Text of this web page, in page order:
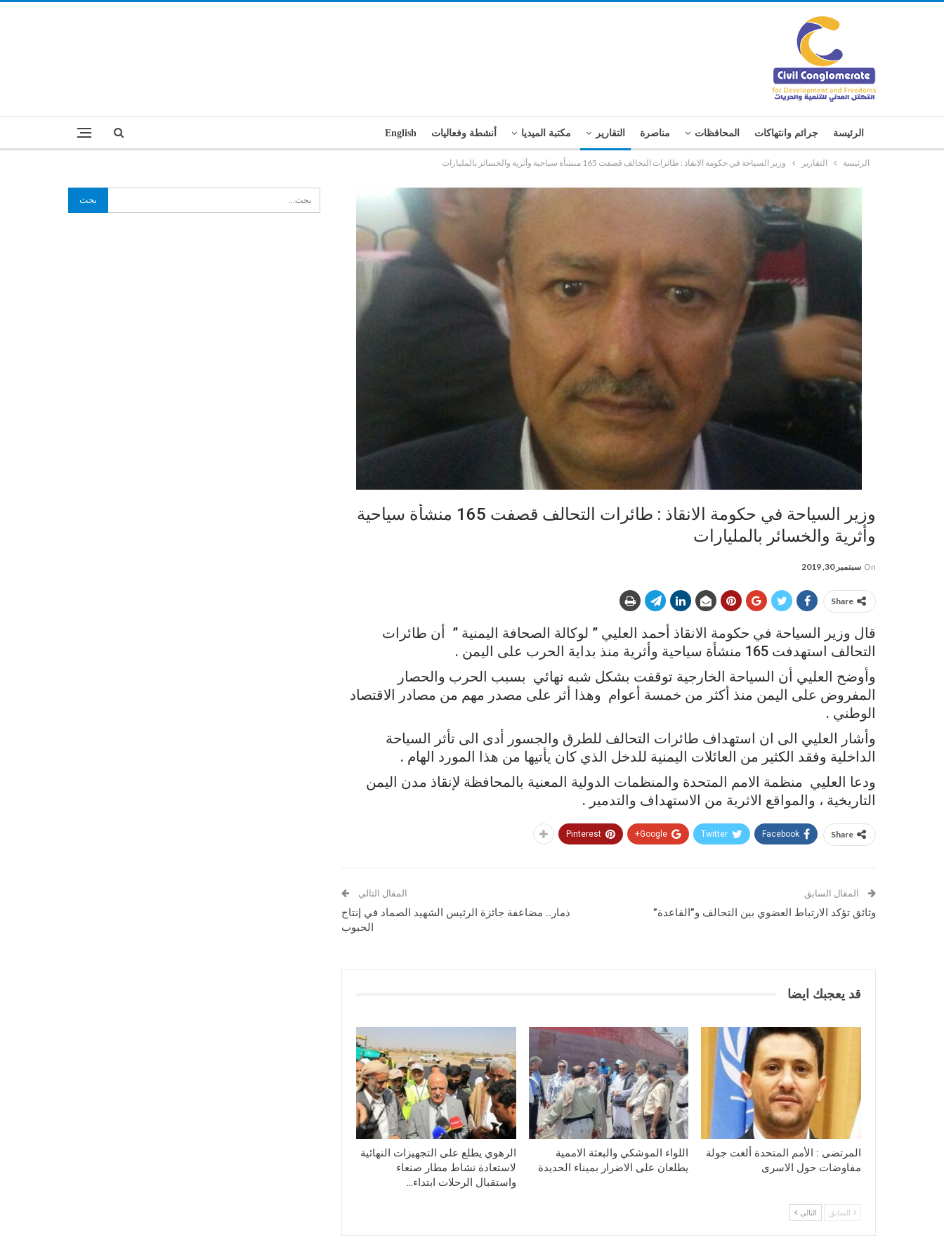
الرئيسة جرائم وانتهاكات المحافظات مناصرة التقارير مكتبة الميديا أنشطة وفعاليات English
الرئيسة التقارير وزير السياحة في حكومة الانقاذ : طائرات التحالف قصفت 165 منشأة سياحية وأثرية والخسائر بالمليارات
وزير السياحة في حكومة الانقاذ : طائرات التحالف قصفت 165 منشأة سياحية
وأثرية والخسائر بالمليارات
On سبتمبر 30, 2019
Share
قال وزير السياحة في حكومة الانقاذ أحمد العليي ” لوكالة الصحافة اليمنية ” أن طائرات
التحالف استهدفت 165 منشأة سياحية وأثرية منذ بداية الحرب على اليمن .
وأوضح العليي أن السياحة الخارجية توقفت بشكل شبه نهائي بسبب الحرب والحصار
المفروض على اليمن منذ أكثر من خمسة أعوام وهذا أثر على مصدر مهم من مصادر الاقتصاد
الوطني .
وأشار العليي الى ان استهداف طائرات التحالف للطرق والجسور أدى الى تأثر السياحة
الداخلية وفقد الكثير من العائلات اليمنية للدخل الذي كان يأتيها من هذا المورد الهام .
ودعا العليي منظمة الامم المتحدة والمنظمات الدولية المعنية بالمحافظة لإنقاذ مدن اليمن
التاريخية ، والمواقع الاثرية من الاستهداف والتدمير .
Share
Facebook
Twitter
Google+
Pinterest
المقال السابق
وثائق تؤكد الارتباط العضوي بين التحالف و”القاعدة”
المقال التالي
ذمار.. مضاعفة جائزة الرئيس الشهيد الصماد في إنتاج
الحبوب
قد يعجبك ايضا
المرتضى : الأمم المتحدة ألغت جولة
مفاوضات حول الاسرى
اللواء الموشكي والبعثة الاممية
يطلعان على الاضرار بميناء الحديدة
الرهوي يطلع على التجهيزات النهائية
لاستعادة نشاط مطار صنعاء
واستقبال الرحلات ابتداء…
السابق التالي